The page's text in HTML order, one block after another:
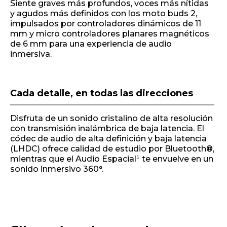
Siente graves más profundos, voces más nítidas
y agudos más definidos con los moto buds 2,
impulsados por controladores dinámicos de 11
mm y micro controladores planares magnéticos
de 6 mm para una experiencia de audio
inmersiva.
Cada detalle, en todas las direcciones
Disfruta de un sonido cristalino de alta resolución
con transmisión inalámbrica de baja latencia. El
códec de audio de alta definición y baja latencia
(LHDC) ofrece calidad de estudio por Bluetooth®,
mientras que el Audio Espacial¹ te envuelve en un
sonido inmersivo 360°.